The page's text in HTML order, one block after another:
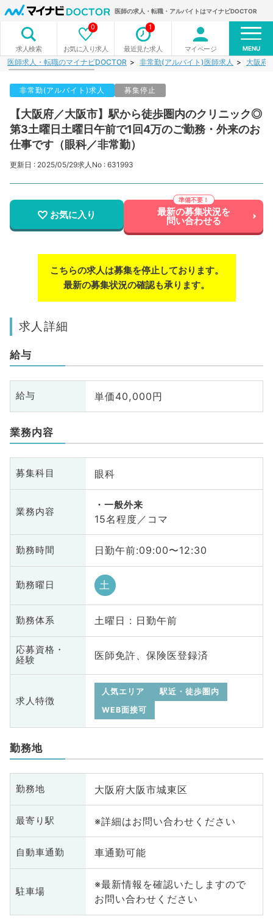
医師の求人・転職・アルバイトはマイナビDOCTOR
求人検索 お気に入り求人
0
最近見た求人
1
マイページ MENU
医師求人・転職のマイナビDOCTOR 非常勤(アルバイト)医師求人 大阪府
非常勤(アルバイト)求人 募集停止
【大阪府／大阪市】駅から徒歩圏内のクリニック◎
第3土曜日土曜日午前で1回4万のご勤務・外来のお
仕事です（眼科／非常勤）
更新日 : 2025/05/29求人No : 631993
お気に入り 最新の募集状況を
問い合わせる
こちらの求人は募集を停止しております。
最新の募集状況の確認も承ります。
求人詳細
給与
給与 単価40,000円
業務内容
募集科目 眼科
業務内容
一般外来
15名程度／コマ
勤務時間 日勤午前:09:00〜12:30
勤務曜日 土
勤務体系 土曜日 : 日勤午前
応募資格・
経験
医師免許、保険医登録済
求人特徴
人気エリア
駅近・徒歩圏内
WEB面接可
勤務地
勤務地 大阪府大阪市城東区
最寄り駅 ※詳細はお問い合わせください
自動車通勤 車通勤可能
駐車場
※最新情報を確認いたしますので
お問い合わせください